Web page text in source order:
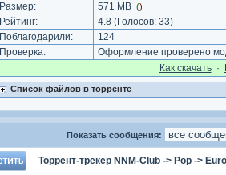
Размер:
571 MB ()
Рейтинг: 4.8 (Голосов: 33)
Поблагодарили:
124
Проверка:
Оформление проверено
Как cкачать·
Список файлов в торренте
Показать сообщения:
Торрент-трекер NNM-Club -> Pop ->